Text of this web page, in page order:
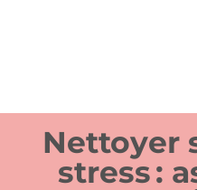
Nettoyer
stress :